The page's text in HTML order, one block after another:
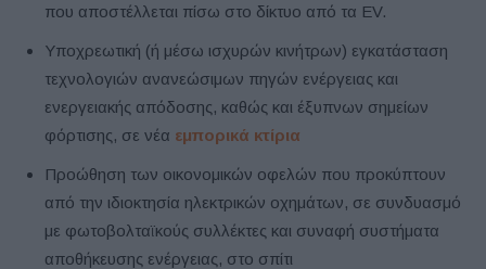
που αποστέλλεται πίσω στο δίκτυο από τα EV.
Υποχρεωτική (ή μέσω ισχυρών κινήτρων) εγκατάσταση
τεχνολογιών ανανεώσιμων πηγών ενέργειας και
ενεργειακής απόδοσης, καθώς και έξυπνων σημείων
φόρτισης, σε νέα εμπορικά κτίρια
Προώθηση των οικονομικών οφελών που προκύπτουν
από την ιδιοκτησία ηλεκτρικών οχημάτων, σε συνδυασμό
με φωτοβολταϊκούς συλλέκτες και συναφή συστήματα
αποθήκευσης ενέργειας, στο σπίτι